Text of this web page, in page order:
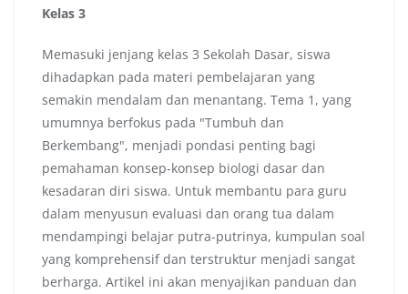
Kelas 3
Memasuki jenjang kelas 3 Sekolah Dasar, siswa
dihadapkan pada materi pembelajaran yang
semakin mendalam dan menantang. Tema 1, yang
umumnya berfokus pada "Tumbuh dan
Berkembang", menjadi pondasi penting bagi
pemahaman konsep-konsep biologi dasar dan
kesadaran diri siswa. Untuk membantu para guru
dalam menyusun evaluasi dan orang tua dalam
mendampingi belajar putra-putrinya, kumpulan soal
yang komprehensif dan terstruktur menjadi sangat
berharga. Artikel ini akan menyajikan panduan dan